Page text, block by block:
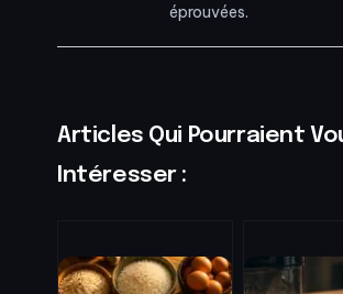
éprouvées.
Articles Qui Pourraient
Intéresser :